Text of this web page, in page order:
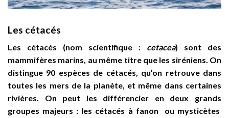
Les cétacés
Les cétacés (nom scientifique : cetacea) sont des
mammifères marins, au même titre que les siréniens. On
distingue 90 espèces de cétacés, qu’on retrouve dans
toutes les mers de la planète, et même dans certaines
rivières. On peut les différencier en deux grands
groupes majeurs : les cétacés à fanon ou mysticètes